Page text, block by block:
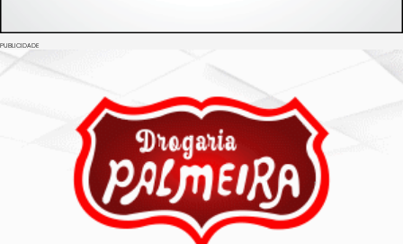
PUBLICIDADE